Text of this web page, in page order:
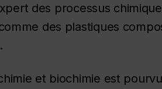
des processus
des plastiques
et biochimie est